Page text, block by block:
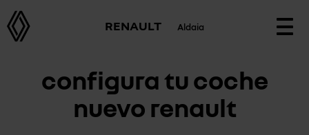
RENAULT Aldaia
configura tu coche
nuevo renault